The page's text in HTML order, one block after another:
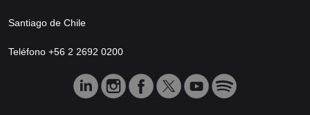
Santiago de Chile
Teléfono +56 2 2692 0200